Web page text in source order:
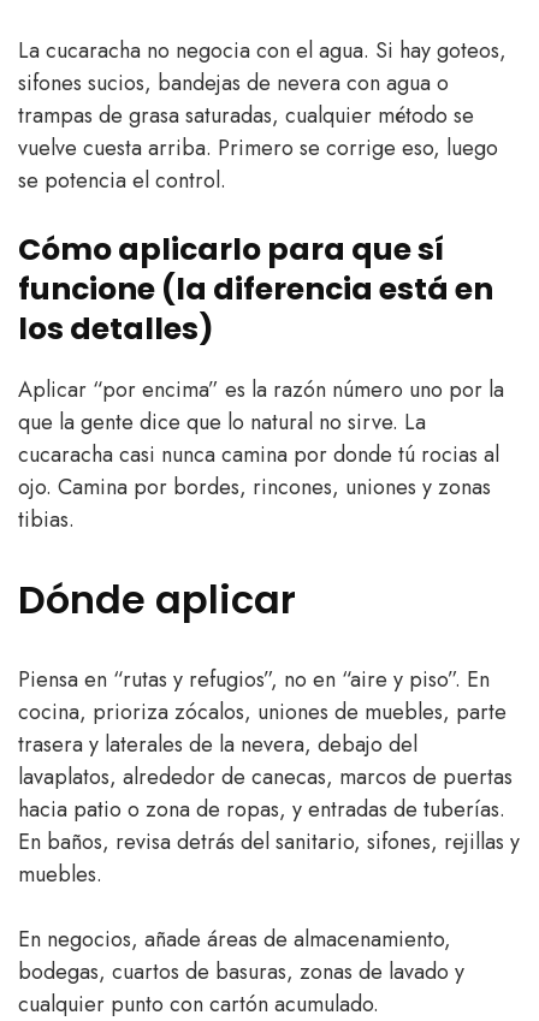
La cucaracha no negocia con el agua. Si hay goteos,
sifones sucios, bandejas de nevera con agua o
trampas de grasa saturadas, cualquier método se
vuelve cuesta arriba. Primero se corrige eso, luego
se potencia el control.
Cómo aplicarlo para que sí
funcione (la diferencia está en
los detalles)
Aplicar “por encima” es la razón número uno por la
que la gente dice que lo natural no sirve. La
cucaracha casi nunca camina por donde tú rocias al
ojo. Camina por bordes, rincones, uniones y zonas
tibias.
Dónde aplicar
Piensa en “rutas y refugios”, no en “aire y piso”. En
cocina, prioriza zócalos, uniones de muebles, parte
trasera y laterales de la nevera, debajo del
lavaplatos, alrededor de canecas, marcos de puertas
hacia patio o zona de ropas, y entradas de tuberías.
En baños, revisa detrás del sanitario, sifones, rejillas y
muebles.
En negocios, añade áreas de almacenamiento,
bodegas, cuartos de basuras, zonas de lavado y
cualquier punto con cartón acumulado.